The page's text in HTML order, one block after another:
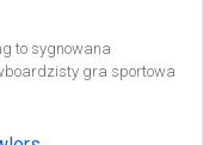
to sygnowana
gra sportowa
na desce w górach